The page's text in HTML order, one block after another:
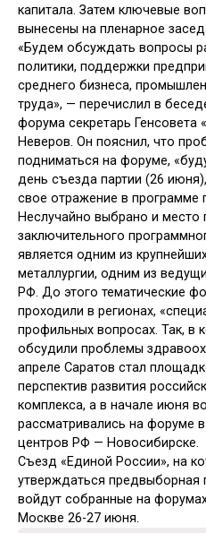
капитала. Затем ключевые
вынесены на пленарное
«Будем обсуждать вопросы
политики, поддержки
среднего бизнеса,
труда», — перечислил в
форума секретарь Генсовета
Неверов. Он пояснил, что
подниматься на форуме,
день съезда партии (26
свое отражение в программе
Неслучайно выбрано и место
заключительного
является одним из
металлургии, одним из
РФ. До этого тематические
проходили в регионах,
профильных вопросах. Так, в
обсудили проблемы
апреле Саратов стал
перспектив развития
комплекса, а в начале июня
рассматривались на форуме
центров РФ — Новосибирске.
Съезд «Единой России», на
утверждаться предвыборная
войдут собранные на
Москве 26-27 июня.